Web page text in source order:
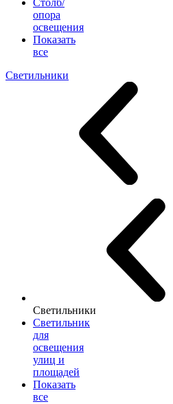
Столб/
опора
освещения
Показать
все
Светильники
Светильники
Светильник
для
освещения
улиц и
площадей
Показать
все